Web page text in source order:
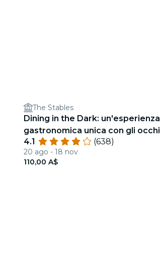
The Stables
Dining in the Dark: un'esperienza
gastronomica unica con gli occhi
bendati presso The Stables
4.1 (638)
20 ago - 18 nov
110,00 A$